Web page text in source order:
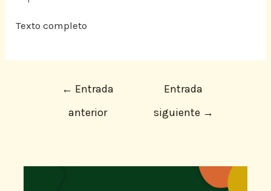
Texto completo
← Entrada
anterior
Entrada
siguiente →